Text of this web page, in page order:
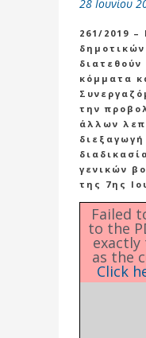
28 Ιουνίου
261/2019 –
κόμματα
την
άλλων
γενικών
της 7ης
Failed
to the
exactly
as the
Click